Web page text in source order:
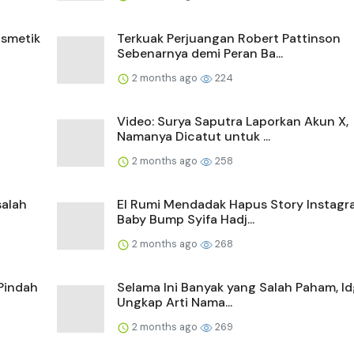
Terkuak Perjuangan Robert Pattinson
Sebenarnya demi Peran Ba...
2 months ago 224
Video: Surya Saputra Laporkan Akun X,
Namanya Dicatut untuk ...
2 months ago 258
El Rumi Mendadak Hapus Story
Baby Bump Syifa Hadj...
2 months ago 268
Selama Ini Banyak yang Salah Paham,
Ungkap Arti Nama...
2 months ago 269